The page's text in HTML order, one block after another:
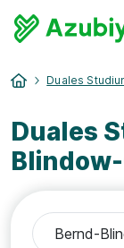
Duales
Duales